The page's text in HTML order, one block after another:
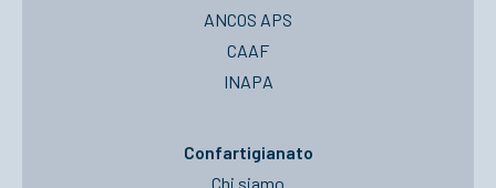
ANCOS APS
CAAF
INAPA
Confartigianato
Chi siamo